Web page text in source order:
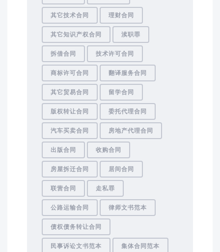
其它技术合同 理财合同
其它知识产权合同 渎职罪
拆借合同 技术许可合同
商标许可合同 翻译服务合同
其它贸易合同 留学合同
版权转让合同 委托代理合同
汽车买卖合同 房地产代理合同
出版合同 收购合同
房屋拆迁合同 居间合同
联营合同 走私罪
公路运输合同 律师文书范本
债权债务转让合同
民事诉讼文书范本 集体合同范本